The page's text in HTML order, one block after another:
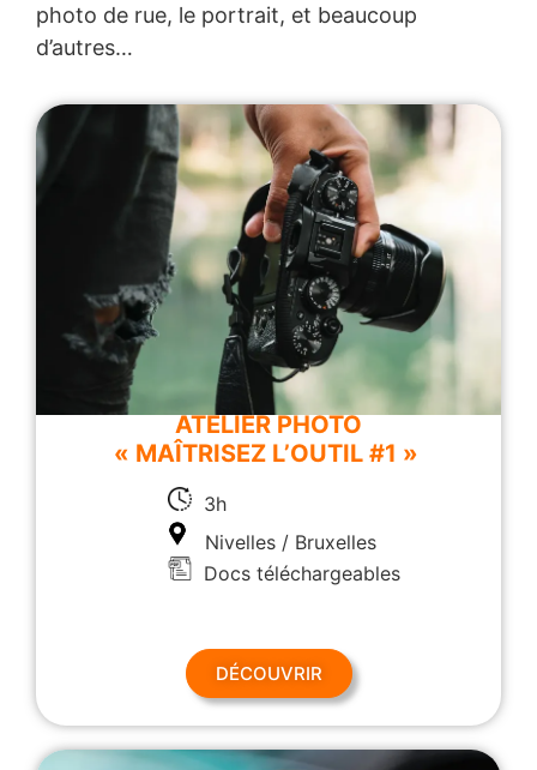
photo de rue, le portrait, et beaucoup
d’autres…
ATELIER PHOTO
« MAÎTRISEZ L’OUTIL #1 »
3h
Nivelles / Bruxelles
Docs téléchargeables
DÉCOUVRIR